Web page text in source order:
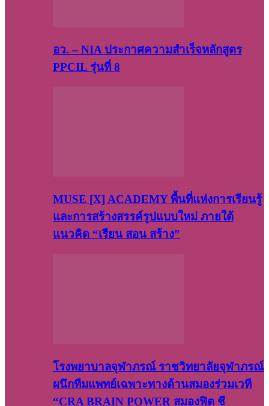
อว. – NIA ประกาศความสำเร็จหลักสูตร
PPCIL รุ่นที่ 8
MUSE [X] ACADEMY พื้นที่แห่งการเรียนรู้
และการสร้างสรรค์รูปแบบใหม่ ภายใต้
แนวคิด “เรียน สอน สร้าง”
โรงพยาบาลจุฬาภรณ์ ราชวิทยาลัยจุฬาภรณ์
ผนึกทีมแพทย์เฉพาะทางด้านสมองร่วมเวที
“CRA BRAIN POWER สมองฟิต ชี